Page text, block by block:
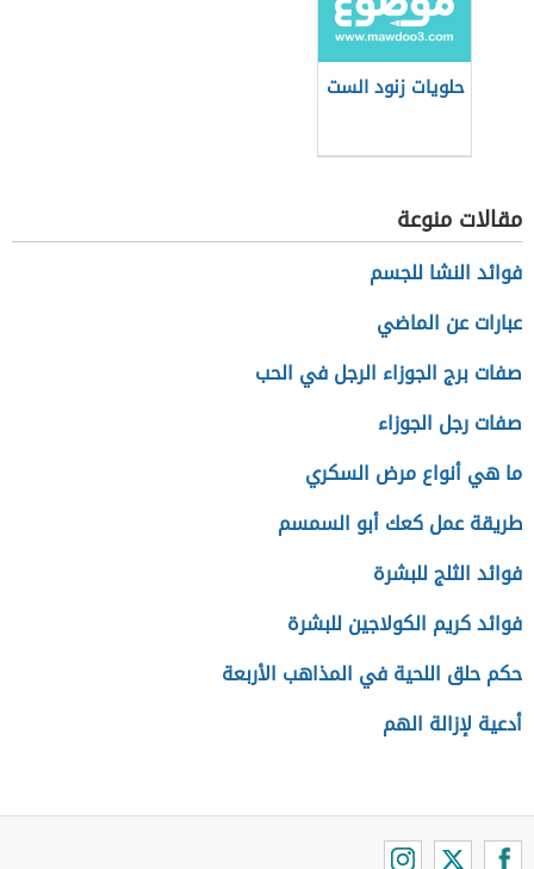
حلويات زنود الست
مقالات منوعة
فوائد النشا للجسم
عبارات عن الماضي
صفات برج الجوزاء الرجل في الحب
صفات رجل الجوزاء
ما هي أنواع مرض السكري
طريقة عمل كعك أبو السمسم
فوائد الثلج للبشرة
فوائد كريم الكولاجين للبشرة
حكم حلق اللحية في المذاهب الأربعة
أدعية لإزالة الهم